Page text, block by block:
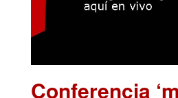
Conferencia